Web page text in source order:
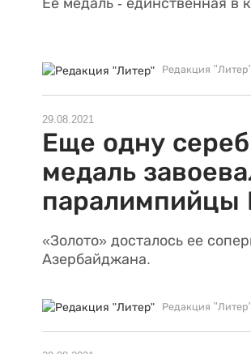
Ее медаль - единственная в
Редакция "Литер"
29.08.2021
Еще одну
медаль
паралимпийцы
«Золото» досталось ее
Азербайджана.
Редакция "Литер"